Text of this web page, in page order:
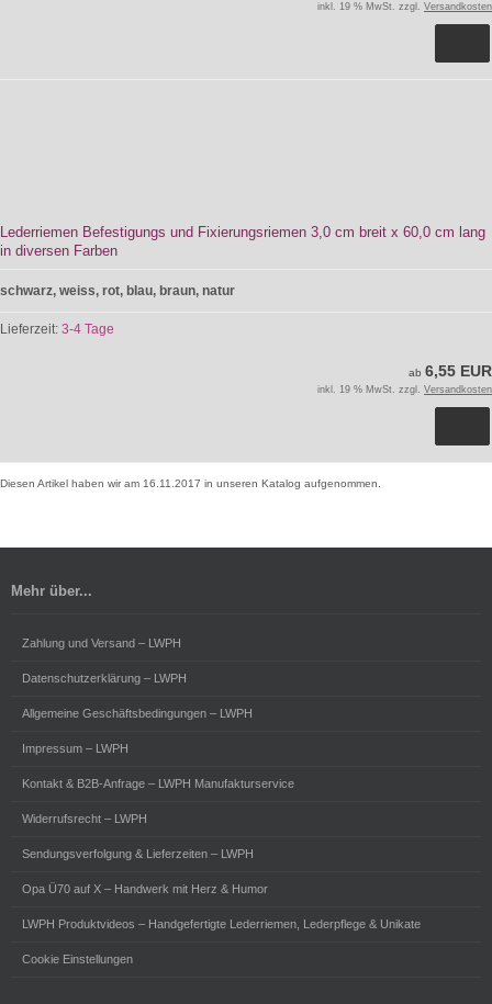
inkl. 19 % MwSt. zzgl. Versandkosten
Lederriemen Befestigungs und Fixierungsriemen 3,0 cm breit x 60,0 cm lang
in diversen Farben
schwarz, weiss, rot, blau, braun, natur
Lieferzeit: 3-4 Tage
ab 6,55 EUR
inkl. 19 % MwSt. zzgl. Versandkosten
Diesen Artikel haben wir am 16.11.2017 in unseren Katalog aufgenommen.
Mehr über...
Zahlung und Versand – LWPH
Datenschutzerklärung – LWPH
Allgemeine Geschäftsbedingungen – LWPH
Impressum – LWPH
Kontakt & B2B-Anfrage – LWPH Manufakturservice
Widerrufsrecht – LWPH
Sendungsverfolgung & Lieferzeiten – LWPH
Opa Ü70 auf X – Handwerk mit Herz & Humor
LWPH Produktvideos – Handgefertigte Lederriemen, Lederpflege & Unikate
Cookie Einstellungen